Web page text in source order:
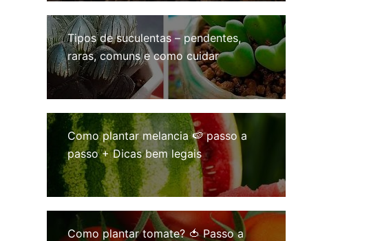
Tipos de suculentas – pendentes,
raras, comuns e como cuidar
Como plantar melancia 🍉 passo a
passo + Dicas bem legais
Como plantar tomate? 🍅 Passo a